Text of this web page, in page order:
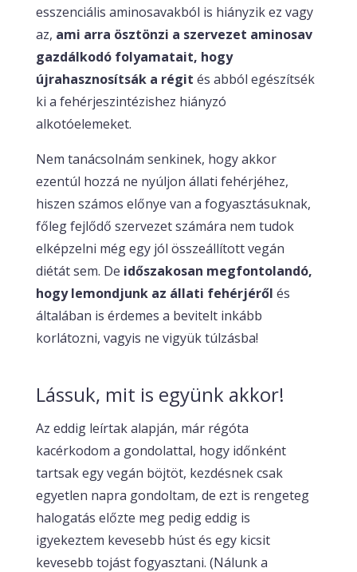
esszenciális aminosavakból is hiányzik ez vagy
az, ami arra ösztönzi a szervezet aminosav
gazdálkodó folyamatait, hogy
újrahasznosítsák a régit és abból egészítsék
ki a fehérjeszintézishez hiányzó
alkotóelemeket.
Nem tanácsolnám senkinek, hogy akkor
ezentúl hozzá ne nyúljon állati fehérjéhez,
hiszen számos előnye van a fogyasztásuknak,
főleg fejlődő szervezet számára nem tudok
elképzelni még egy jól összeállított vegán
diétát sem. De időszakosan megfontolandó,
hogy lemondjunk az állati fehérjéről és
általában is érdemes a bevitelt inkább
korlátozni, vagyis ne vigyük túlzásba!
Lássuk, mit is együnk akkor!
Az eddig leírtak alapján, már régóta
kacérkodom a gondolattal, hogy időnként
tartsak egy vegán böjtöt, kezdésnek csak
egyetlen napra gondoltam, de ezt is rengeteg
halogatás előzte meg pedig eddig is
igyekeztem kevesebb húst és egy kicsit
kevesebb tojást fogyasztani. (Nálunk a